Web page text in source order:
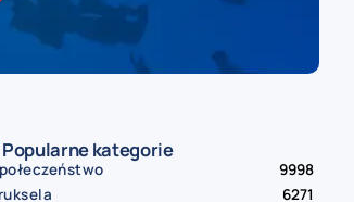
Popularne kategorie
9998
6271